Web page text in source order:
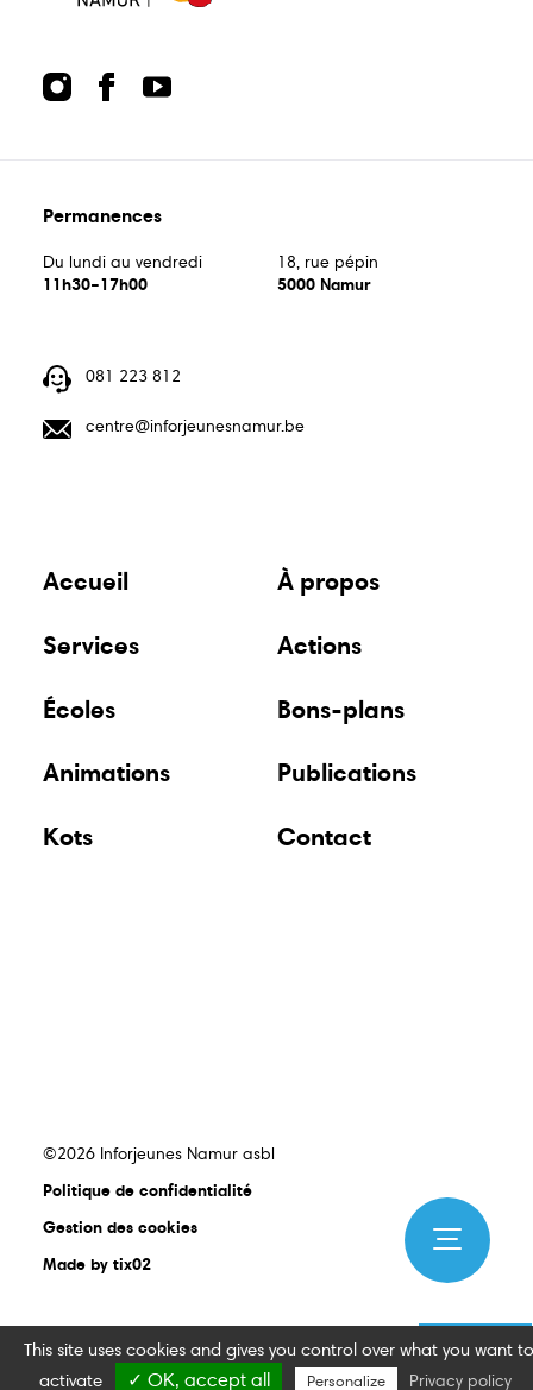
Publications Guides Kots Services
081 223 812
centre@inforjeunesnamur.be
Permanences
Du lundi au vendredi
11h30–17h00
18, rue pépin
5000 Namur
Accueil À propos
Services Actions
Écoles Bons-plans
Animations Publications
Kots Contact
©2026 Inforjeunes Namur asbl
Politique de confidentialité
Gestion des cookies
Made by tix02
écoles
This site uses cookies and gives you control over what you want to
activate
✓ OK, accept all Personalize Privacy policy